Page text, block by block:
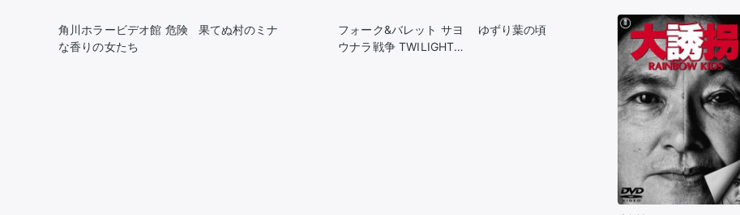
角川ホラービデオ館 危険
な香りの女たち
果てぬ村のミナ
フォーク&バレット サヨ
ウナラ戦争 TWILIGHT
ゆずり葉の頃